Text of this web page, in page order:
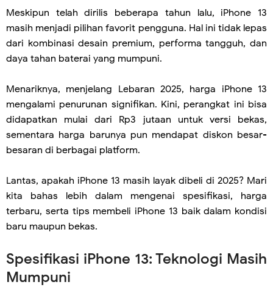
Meskipun telah dirilis beberapa tahun lalu, iPhone 13
masih menjadi pilihan favorit pengguna. Hal ini tidak lepas
dari kombinasi desain premium, performa tangguh, dan
daya tahan baterai yang mumpuni.
Menariknya, menjelang Lebaran 2025, harga iPhone 13
mengalami penurunan signifikan. Kini, perangkat ini bisa
didapatkan mulai dari Rp3 jutaan untuk versi bekas,
sementara harga barunya pun mendapat diskon besar-
besaran di berbagai platform.
Lantas, apakah iPhone 13 masih layak dibeli di 2025? Mari
kita bahas lebih dalam mengenai spesifikasi, harga
terbaru, serta tips membeli iPhone 13 baik dalam kondisi
baru maupun bekas.
Spesifikasi iPhone 13: Teknologi Masih
Mumpuni